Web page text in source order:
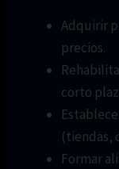
Adquirir
precios.
corto
(tiendas,
Formar